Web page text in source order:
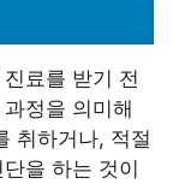
료를 받기 전
정을 의미해
취하거나, 적절
을 하는 것이